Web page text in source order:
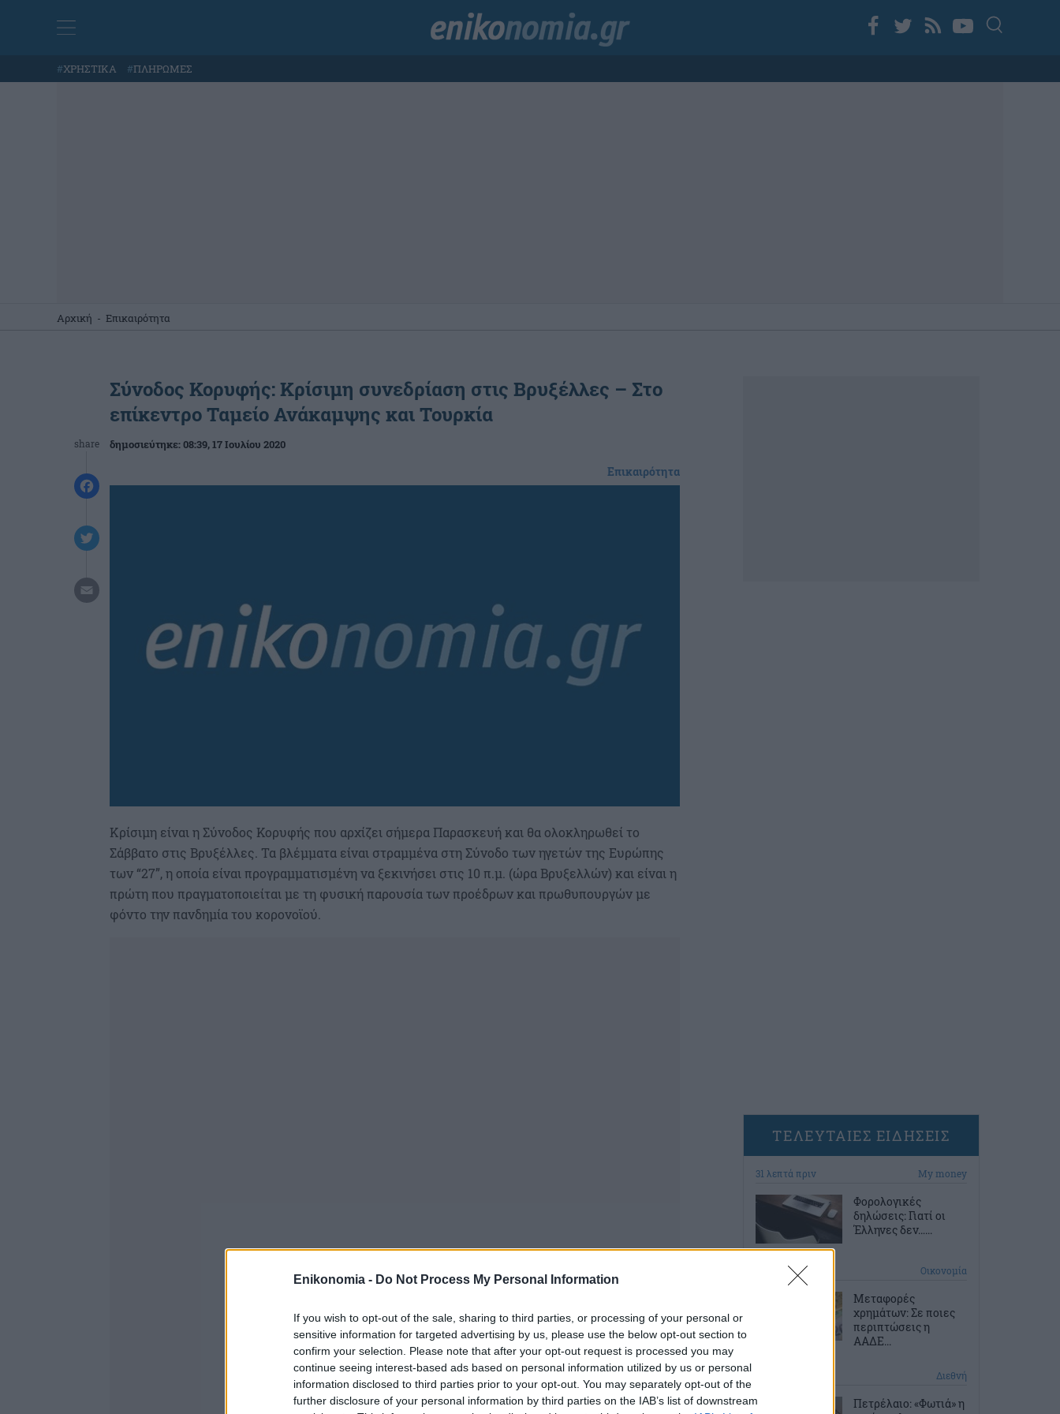
Enikonomia - Do Not Process My Personal Information
If you wish to opt-out of the sale, sharing to third parties, or processing of your personal or
sensitive information for targeted advertising by us, please use the below opt-out section to
confirm your selection. Please note that after your opt-out request is processed you may
continue seeing interest-based ads based on personal information utilized by us or personal
information disclosed to third parties prior to your opt-out. You may separately opt-out of the
further disclosure of your personal information by third parties on the IAB’s list of downstream
#ΧΡΗΣΤΙΚΑ #ΠΛΗΡΩΜΕΣ
Αρχική - Επικαιρότητα
share
Σύνοδος Κορυφής: Κρίσιμη συνεδρίαση στις Βρυξέλλες – Στο
επίκεντρο Ταμείο Ανάκαμψης και Τουρκία
δημοσιεύτηκε:08:39, 17 Ιουλίου 2020
Επικαιρότητα
Κρίσιμη είναι η Σύνοδος Κορυφής που αρχίζει σήμερα Παρασκευή και θα ολοκληρωθεί το
Σάββατο στις Βρυξέλλες. Τα βλέμματα είναι στραμμένα στη Σύνοδο των ηγετών της Ευρώπης
των “27”, η οποία είναι προγραμματισμένη να ξεκινήσει στις 10 π.μ. (ώρα Βρυξελλών) και είναι η
πρώτη που πραγματοποιείται με τη φυσική παρουσία των προέδρων και πρωθυπουργών με
φόντο την πανδημία του κορονοϊού.
ΤΕΛΕΥΤΑΙΕΣ ΕΙΔΗΣΕΙΣ
31 λεπτά πριν My money
Φορολογικές
δηλώσεις: Γιατί οι
Έλληνες δεν…...
1 ώρα πριν Οικονομία
Μεταφορές
χρημάτων: Σε ποιες
περιπτώσεις η
ΑΑΔΕ...
Διεθνή
Πετρέλαιο: «Φωτιά» η